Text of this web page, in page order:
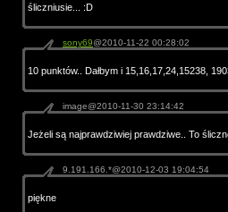
śliczniusie... :D
sony69@2010-11-22 00:28:02
10 punktów.. Dałbym i 15,16,17,24,15238,
image@2010-11-30 23:14:42
Jeżeli są najprawdziwiej prawdziwe.. To
9.191.166.*@2010-12-03 19:04:54
piękne